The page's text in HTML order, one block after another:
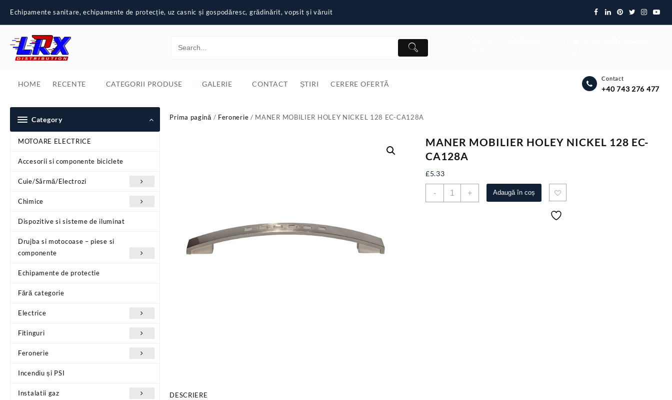
content
Echipamente sanitare, echipamente de protecție, uz casnic și gospodăresc, grădinărit, vopsit și văruit
HOME RECENTE CATEGORII PRODUSE GALERIE CONTACT ȘTIRI CERERE OFERTĂ
Contact
+40 743 276 477
Category
MOTOARE ELECTRICE
Accesorii si componente biciclete
Cuie/Sârmă/Electrozi
Chimice
Dispozitive si sisteme de iluminat
Drujba si motocoase – piese si
componente
Echipamente de protectie
Fără categorie
Electrice
Fitinguri
Feronerie
Incendiu și PSI
Instalatii gaz
Prima pagină / Feronerie / MANER MOBILIER HOLEY NICKEL 128 EC-CA128A
MANER MOBILIER HOLEY NICKEL 128 EC-
CA128A
£5.33
-
Cantitate+ Adaugă în coș
DESCRIERE